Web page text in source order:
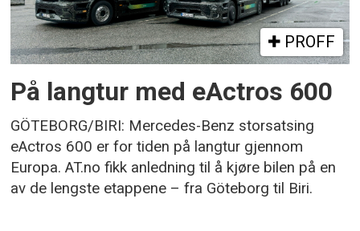
PROFF
På langtur med eActros 600
GÖTEBORG/BIRI: Mercedes-Benz storsatsing
eActros 600 er for tiden på langtur gjennom
Europa. AT.no fikk anledning til å kjøre bilen på en
av de lengste etappene – fra Göteborg til Biri.